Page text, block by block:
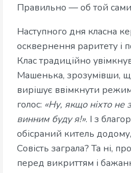
Правильно — об той
Наступного дня класна
осквернення раритету і
Клас традиційно
Машенька, зрозумівши,
вирішує ввімкнути
голос: «Ну, якщо ніхто не
винним буду я!». І з
обісраний китель
Совість заграла? Та ні,
перед викриттям і